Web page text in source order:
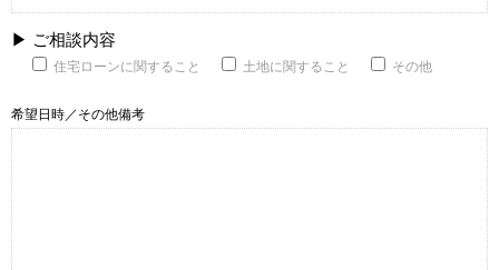
▶ ご相談内容
住宅ローンに関すること 土地に関すること その他
希望日時／その他備考